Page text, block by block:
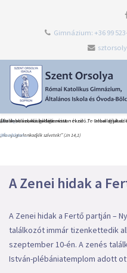
Gimnázium: +36 99
Heti Ige
„Ne nyugtalankodjék szívetek!” (Jn 14,1)
Észak-olaszországi dolce vita
Bővebben...
Általános iskolai ballagás és tanévzáró Te Deum
Bővebben...
„Én iskolám, köszönöm most neked…” – elballagtak az
Bővebben...
A Zenei hidak a
A Zenei hidak a Fertő partján –
találkozót immár tizenkettedik
szeptember 10-én. A zenés
István-plébániatemplom adott